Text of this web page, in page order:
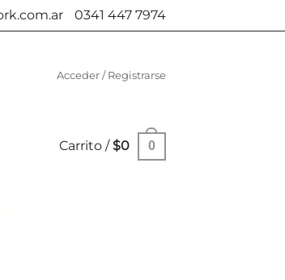
0341 447 7974
Acceder / Registrarse
Carrito /$0 0